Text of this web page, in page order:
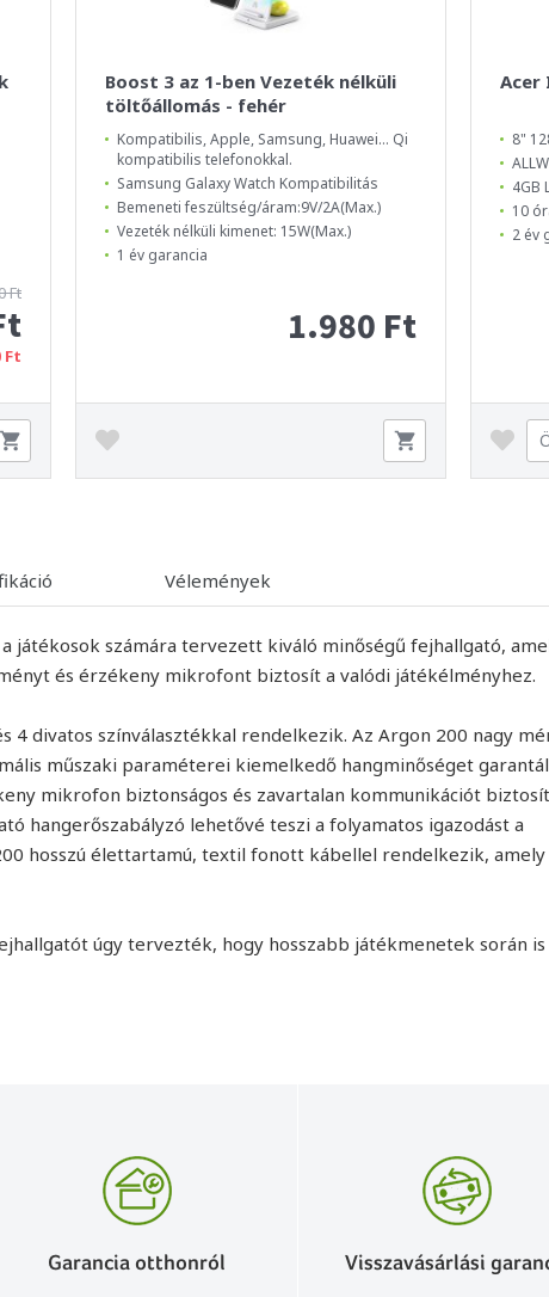
Ft
Ft
Boost 3 az 1-ben Vezeték nélküli
töltőállomás - fehér
Kompatibilis, Apple, Samsung, Huawei... Qi
kompatibilis telefonokkal.
Samsung Galaxy Watch Kompatibilitás
Bemeneti feszültség/áram:9V/2A(Max.)
Vezeték nélküli kimenet: 15W(Max.)
1 év garancia
1.980 Ft
Acer
8"
4GB
10
2 év
Vélemények
játékosok számára tervezett kiváló minőségű fejhallgató,
és érzékeny mikrofont biztosít a valódi játékélményhez.
4 divatos színválasztékkal rendelkezik. Az Argon 200 nagy
műszaki paraméterei kiemelkedő hangminőséget
mikrofon biztonságos és zavartalan kommunikációt
hangerőszabályzó lehetővé teszi a folyamatos igazodást a
hosszú élettartamú, textil fonott kábellel rendelkezik, amely
úgy tervezték, hogy hosszabb játékmenetek során is
Garancia otthonról Visszavásárlási